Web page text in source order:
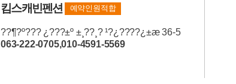
킴스캐빈펜션 예약인원적합
??¶?º??? ¿???±º ±¸??¸? ¹?¿????¿±æ 36-5
063-222-0705,010-4591-5569